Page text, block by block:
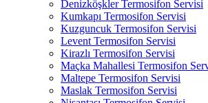
Denizköşkler Termosifon Servisi
Kumkapı Termosifon Servisi
Kuzguncuk Termosifon Servisi
Levent Termosifon Servisi
Kirazlı Termosifon Servisi
Maçka Mahallesi Termosifon
Maltepe Termosifon Servisi
Maslak Termosifon Servisi